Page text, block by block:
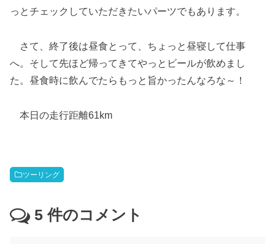
っとチェックしていただきたいパーツでもあります。
さて、終了後は昼食とって、ちょっと昼寝して仕事
へ。そして先ほど帰ってきてやっとビールが飲めまし
た。昼食時に飲んでたらもっと旨かったんなろな～！
本日の走行距離61km
ツーリング
5 件のコメント